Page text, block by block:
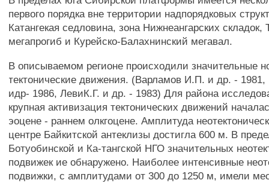
первого порядка вне территории надпорядковых
Катангекая седловина, зона Нижнеангарских складок,
мегапрогиб и Курейско-Балахнинский мегавал.
В описываемом регионе происходили значительные
тектонические движения. (Варламов И.П. и др. -
идр- 1986, ЛевиК.Г. и др. - 1983) Для района
крупная активизация тектонических движений
эоцене - раннем олкгоцене. Амплитуда
центре Байкитской антеклизы достигла 600 м. В
Ботуобинской и Ка-тангской НГО значительных
подвижек ие обнаружено. Наиболее интенсивные
подвижки, с амплитудами от 300 до 1250 м, имели